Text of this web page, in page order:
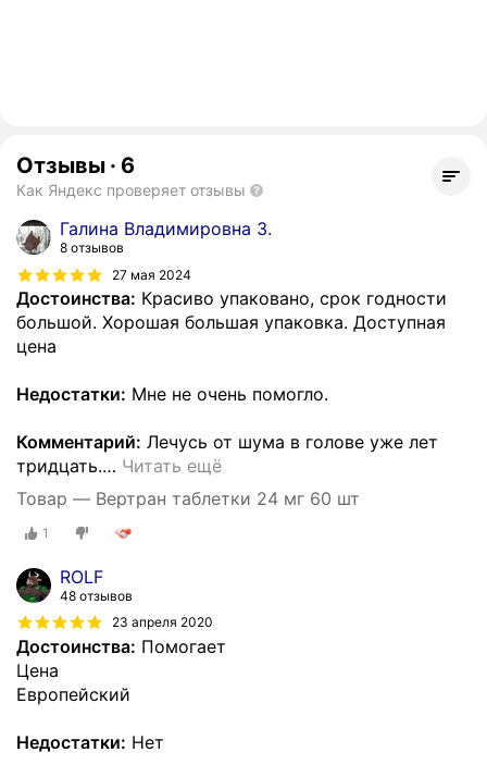
Отзывы · 6
Как Яндекс проверяет отзывы
Галина Владимировна З.
8 отзывов
27 мая 2024
Достоинства: Красиво упаковано, срок годности
большой. Хорошая большая упаковка. Доступная
цена
Недостатки: Мне не очень помогло.
Комментарий: Лечусь от шума в голове уже лет
тридцать.… Читать ещё
Товар — Вертран таблетки 24 мг 60 шт
1
ROLF
48 отзывов
23 апреля 2020
Достоинства: Помогает
Цена
Европейский
Недостатки: Нет